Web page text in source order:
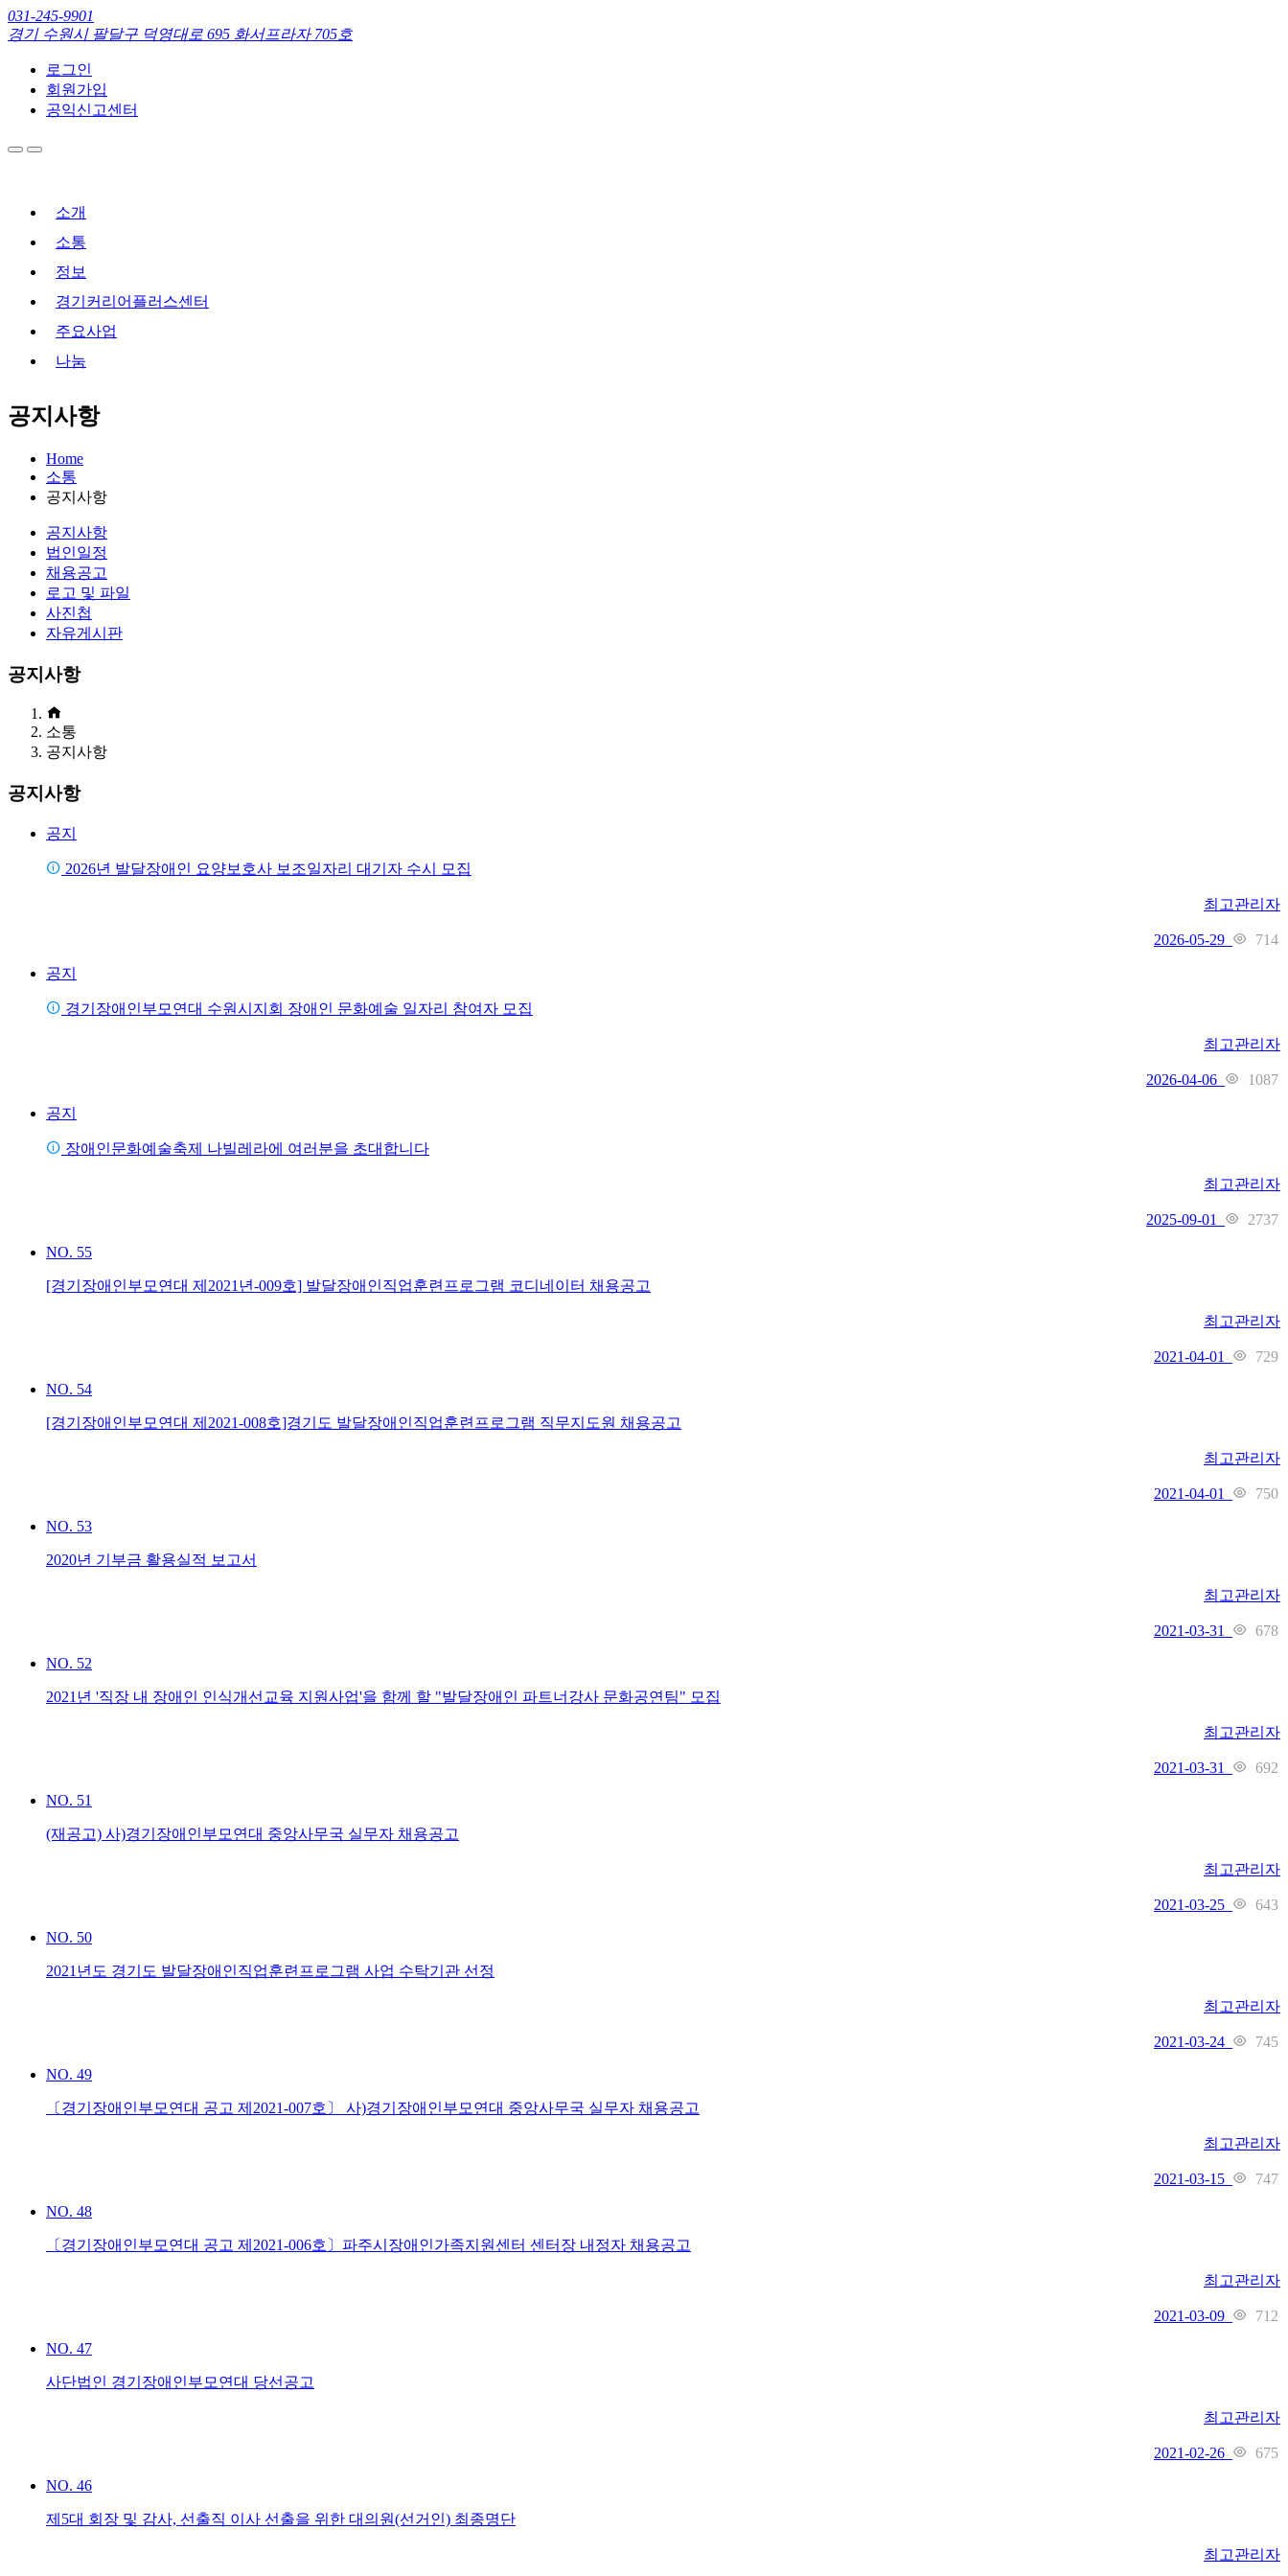
031-245-9901
경기 수원시 팔달구 덕영대로 695 화서프라자 705호
로그인
회원가입
공익신고센터
소개
소통
정보
경기커리어플러스센터
주요사업
나눔
공지사항
Home
소통
공지사항
공지사항
법인일정
채용공고
로고 및 파일
사진첩
자유게시판
공지사항
소통
공지사항
공지사항
공지
2026년 발달장애인 요양보호사 보조일자리 대기자 수시 모집
최고관리자
2026-05-29 714
공지
경기장애인부모연대 수원시지회 장애인 문화예술 일자리 참여자 모집
최고관리자
2026-04-06 1087
공지
장애인문화예술축제 나빌레라에 여러분을 초대합니다
최고관리자
2025-09-01 2737
NO. 55
[경기장애인부모연대 제2021년-009호] 발달장애인직업훈련프로그램 코디네이터 채용공고
최고관리자
2021-04-01 729
NO. 54
[경기장애인부모연대 제2021-008호]경기도 발달장애인직업훈련프로그램 직무지도원 채용공고
최고관리자
2021-04-01 750
NO. 53
2020년 기부금 활용실적 보고서
최고관리자
2021-03-31 678
NO. 52
2021년 '직장 내 장애인 인식개선교육 지원사업'을 함께 할 "발달장애인 파트너강사 문화공연팀" 모집
최고관리자
2021-03-31 692
NO. 51
(재공고) 사)경기장애인부모연대 중앙사무국 실무자 채용공고
최고관리자
2021-03-25 643
NO. 50
2021년도 경기도 발달장애인직업훈련프로그램 사업 수탁기관 선정
최고관리자
2021-03-24 745
NO. 49
〔경기장애인부모연대 공고 제2021-007호〕 사)경기장애인부모연대 중앙사무국 실무자 채용공고
최고관리자
2021-03-15 747
NO. 48
〔경기장애인부모연대 공고 제2021-006호〕파주시장애인가족지원센터 센터장 내정자 채용공고
최고관리자
2021-03-09 712
NO. 47
사단법인 경기장애인부모연대 당선공고
최고관리자
2021-02-26 675
NO. 46
제5대 회장 및 감사, 선출직 이사 선출을 위한 대의원(선거인) 최종명단
최고관리자